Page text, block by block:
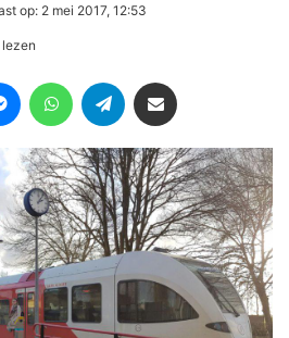
op: 2 mei 2017, 12:53